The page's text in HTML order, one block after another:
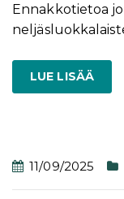
Ennakkotietoa
LUE LISÄÄ
11/09/2025